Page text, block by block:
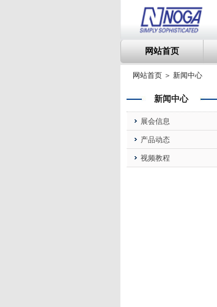
网站首页
网站首页 ＞ 新闻中心
新闻中心
展会信息
产品动态
视频教程